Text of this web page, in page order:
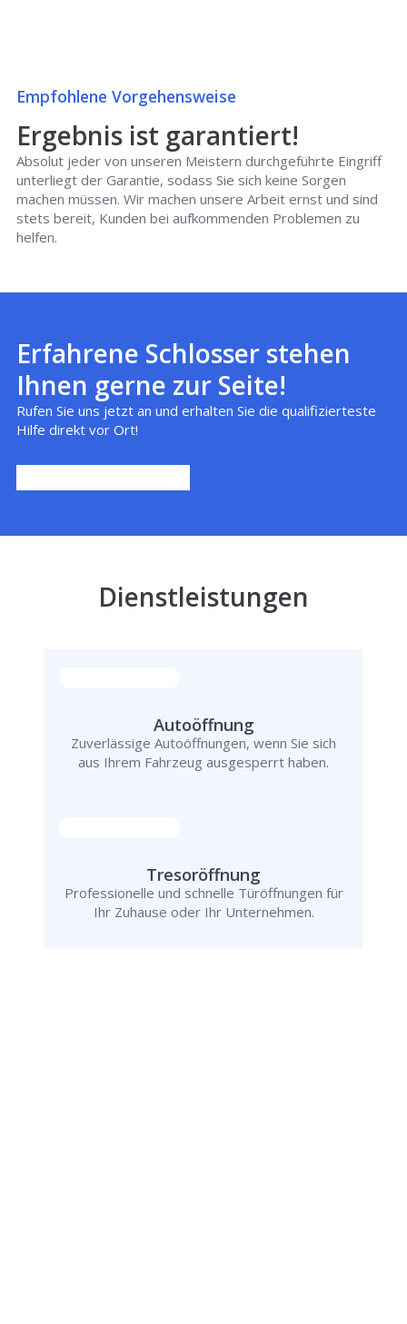
Empfohlene Vorgehensweise
Ergebnis ist garantiert!
Absolut jeder von unseren Meistern durchgeführte Eingriff
unterliegt der Garantie, sodass Sie sich keine Sorgen
machen müssen. Wir machen unsere Arbeit ernst und sind
stets bereit, Kunden bei aufkommenden Problemen zu
helfen.
Erfahrene Schlosser stehen
Ihnen gerne zur Seite!
Rufen Sie uns jetzt an und erhalten Sie die qualifizierteste
Hilfe direkt vor Ort!
Dienstleistungen
Autoöffnung
Zuverlässige Autoöffnungen, wenn Sie sich
aus Ihrem Fahrzeug ausgesperrt haben.
Tresoröffnung
Professionelle und schnelle Türöffnungen für
Ihr Zuhause oder Ihr Unternehmen.